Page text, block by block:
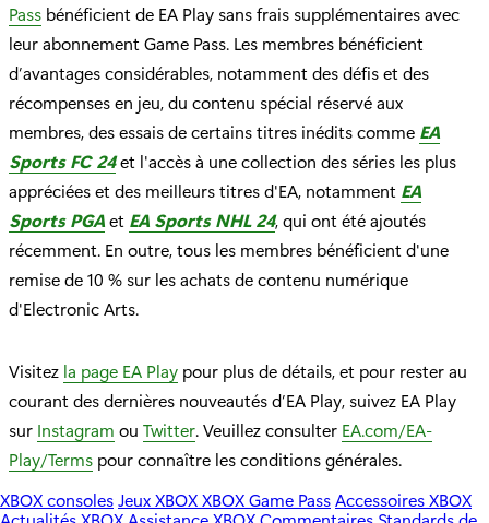
Pass bénéficient de EA Play sans frais supplémentaires avec
leur abonnement Game Pass. Les membres bénéficient
d’avantages considérables, notamment des défis et des
récompenses en jeu, du contenu spécial réservé aux
membres, des essais de certains titres inédits comme EA
Sports FC 24et l'accès à une collection des séries les plus
appréciées et des meilleurs titres d'EA, notamment EA
Sports PGAet EA Sports NHL 24, qui ont été ajoutés
récemment. En outre, tous les membres bénéficient d'une
remise de 10 % sur les achats de contenu numérique
d'Electronic Arts.
Visitez la page EA Play pour plus de détails, et pour rester au
courant des dernières nouveautés d’EA Play, suivez EA Play
sur Instagram ou Twitter. Veuillez consulter EA.com/EA-
Play/Terms pour connaître les conditions générales.
XBOX consolesJeux XBOXXBOX Game PassAccessoires XBOX